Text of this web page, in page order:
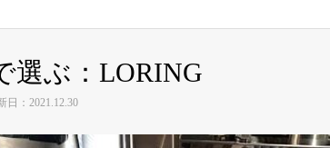
選ぶ：LORING
日：2021.12.30